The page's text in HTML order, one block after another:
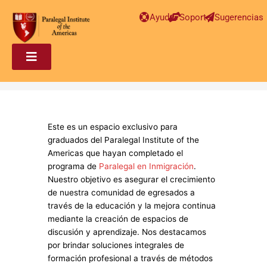
Ayuda Soporte Sugerencias
Este es un espacio exclusivo para
graduados del Paralegal Institute of the
Americas que hayan completado el
programa de Paralegal en Inmigración.
Nuestro objetivo es asegurar el crecimiento
de nuestra comunidad de egresados a
través de la educación y la mejora continua
mediante la creación de espacios de
discusión y aprendizaje. Nos destacamos
por brindar soluciones integrales de
formación profesional a través de métodos